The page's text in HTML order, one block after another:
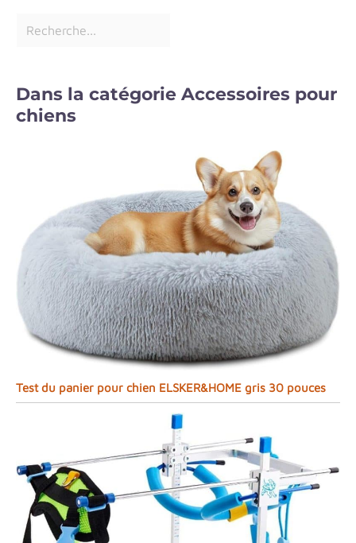
Dans la catégorie Accessoires pour
chiens
Test du panier pour chien ELSKER&HOME gris 30 pouces